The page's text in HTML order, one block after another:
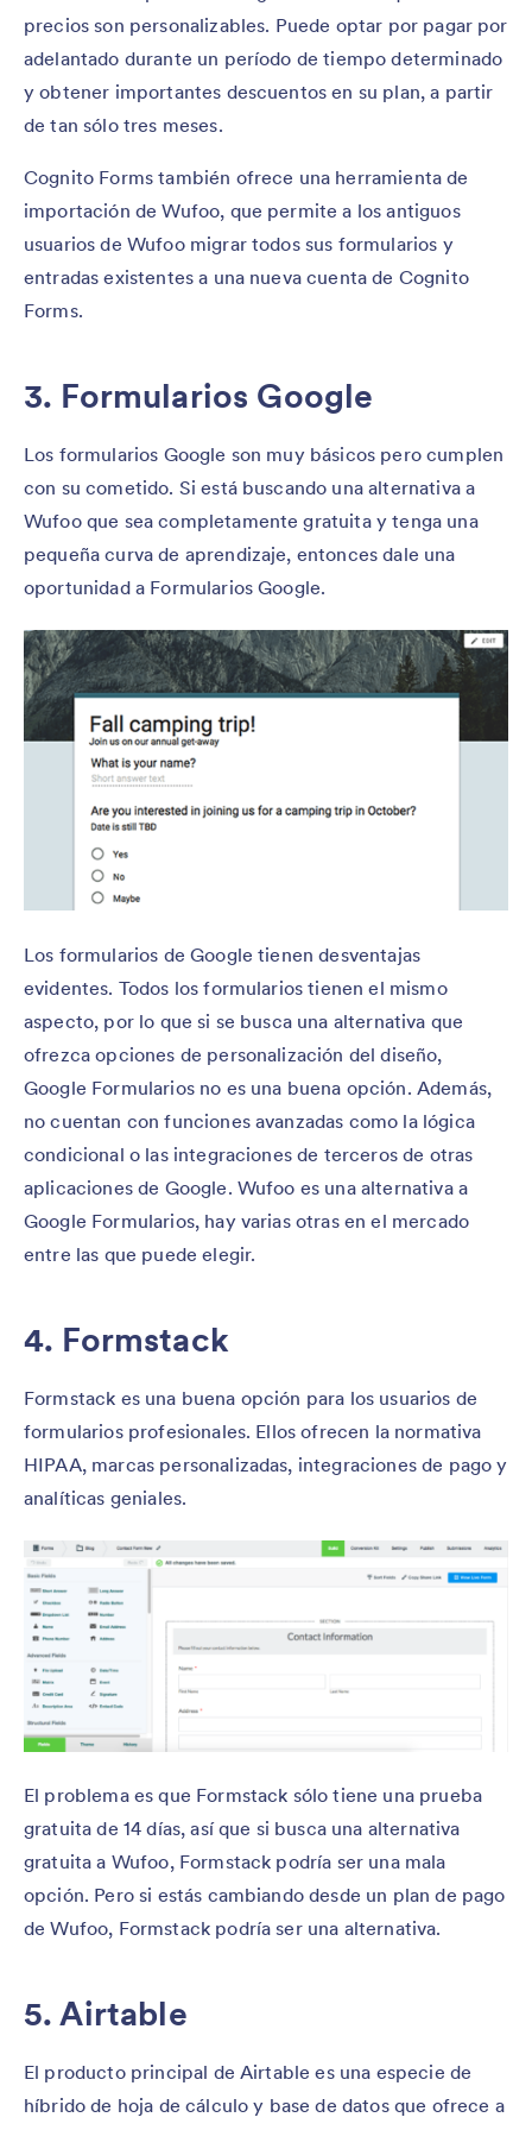
precios son personalizables. Puede optar por pagar por
adelantado durante un período de tiempo determinado
y obtener importantes descuentos en su plan, a partir
de tan sólo tres meses.
Cognito Forms también ofrece una herramienta de
importación de Wufoo, que permite a los antiguos
usuarios de Wufoo migrar todos sus formularios y
entradas existentes a una nueva cuenta de Cognito
Forms.
3. Formularios Google
Los formularios Google son muy básicos pero cumplen
con su cometido. Si está buscando una alternativa a
Wufoo que sea completamente gratuita y tenga una
pequeña curva de aprendizaje, entonces dale una
oportunidad a Formularios Google.
Los formularios de Google tienen desventajas
evidentes. Todos los formularios tienen el mismo
aspecto, por lo que si se busca una alternativa que
ofrezca opciones de personalización del diseño,
Google Formularios no es una buena opción. Además,
no cuentan con funciones avanzadas como la lógica
condicional o las integraciones de terceros de otras
aplicaciones de Google. Wufoo es una alternativa a
Google Formularios, hay varias otras en el mercado
entre las que puede elegir.
4. Formstack
Formstack es una buena opción para los usuarios de
formularios profesionales. Ellos ofrecen la normativa
HIPAA, marcas personalizadas, integraciones de pago y
analíticas geniales.
El problema es que Formstack sólo tiene una prueba
gratuita de 14 días, así que si busca una alternativa
gratuita a Wufoo, Formstack podría ser una mala
opción. Pero si estás cambiando desde un plan de pago
de Wufoo, Formstack podría ser una alternativa.
5. Airtable
El producto principal de Airtable es una especie de
híbrido de hoja de cálculo y base de datos que ofrece a